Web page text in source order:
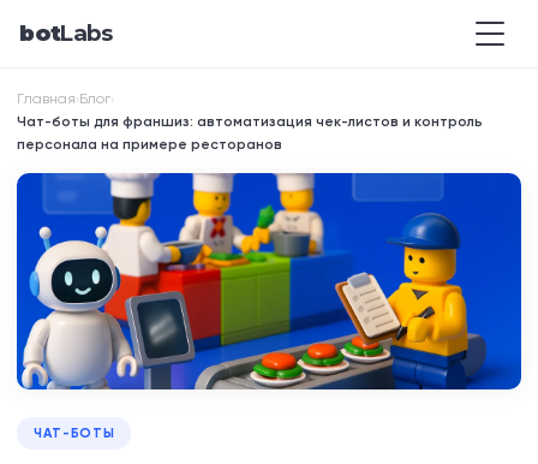
botLabs
Главная›Блог›
Чат-боты для франшиз: автоматизация чек-листов и контроль
персонала на примере ресторанов
ЧАТ-БОТЫ